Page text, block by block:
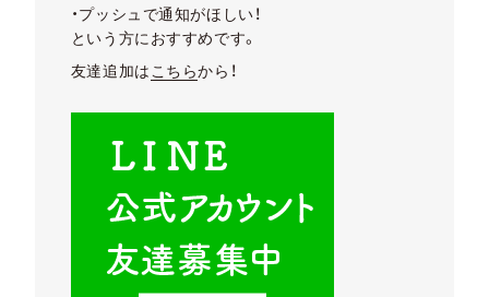
・プッシュで通知がほしい！
という方におすすめです。
友達追加は こちらから！